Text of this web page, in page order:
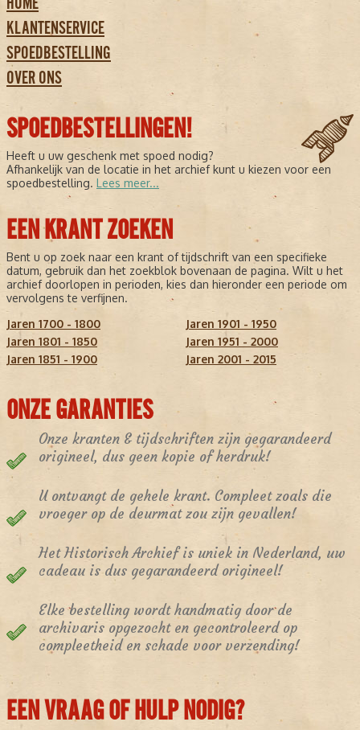
KLANTENSERVICE
SPOEDBESTELLING
OVER ONS
SPOEDBESTELLINGEN!
Heeft u uw geschenk met spoed nodig?
Afhankelijk van de locatie in het archief kunt u kiezen voor een
spoedbestelling. Lees meer...
EEN KRANT ZOEKEN
Bent u op zoek naar een krant of tijdschrift van een specifieke
datum, gebruik dan het zoekblok bovenaan de pagina. Wilt u het
archief doorlopen in perioden, kies dan hieronder een periode om
vervolgens te verfijnen.
Jaren 1700 - 1800
Jaren 1801 - 1850
Jaren 1851 - 1900
Jaren 1901 - 1950
Jaren 1951 - 2000
Jaren 2001 - 2015
ONZE GARANTIES
Onze kranten & tijdschriften zijn gegarandeerd
origineel, dus geen kopie of herdruk!
U ontvangt de gehele krant. Compleet zoals die
vroeger op de deurmat zou zijn gevallen!
Het Historisch Archief is uniek in Nederland, uw
cadeau is dus gegarandeerd origineel!
Elke bestelling wordt handmatig door de
archivaris opgezocht en gecontroleerd op
compleetheid en schade voor verzending!
EEN VRAAG OF HULP NODIG?